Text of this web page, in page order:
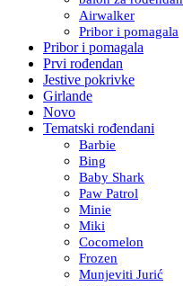
Airwalker
Pribor i pomagala
Pribor i pomagala
Prvi rođendan
Jestive pokrivke
Girlande
Novo
Tematski rođendani
Barbie
Bing
Baby Shark
Paw Patrol
Minie
Miki
Cocomelon
Frozen
Munjeviti Jurić